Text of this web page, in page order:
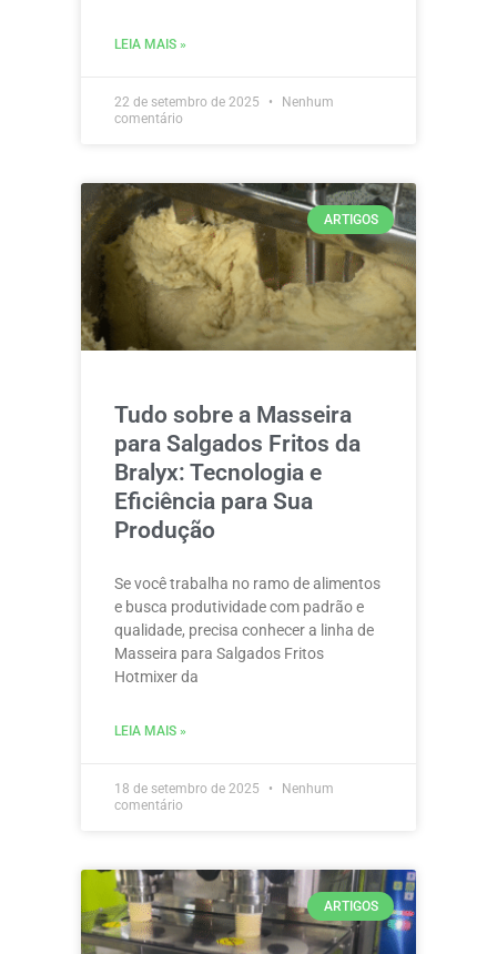
LEIA MAIS »
22 de setembro de 2025
Nenhum
comentário
ARTIGOS
Tudo sobre a Masseira
para Salgados Fritos da
Bralyx: Tecnologia e
Eficiência para Sua
Produção
Se você trabalha no ramo de alimentos
e busca produtividade com padrão e
qualidade, precisa conhecer a linha de
Masseira para Salgados Fritos
Hotmixer da
LEIA MAIS »
18 de setembro de 2025
Nenhum
comentário
ARTIGOS